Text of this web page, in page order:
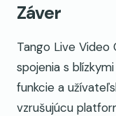
Záver
Tango Live
spojenia s
funkcie a
vzrušujúcu